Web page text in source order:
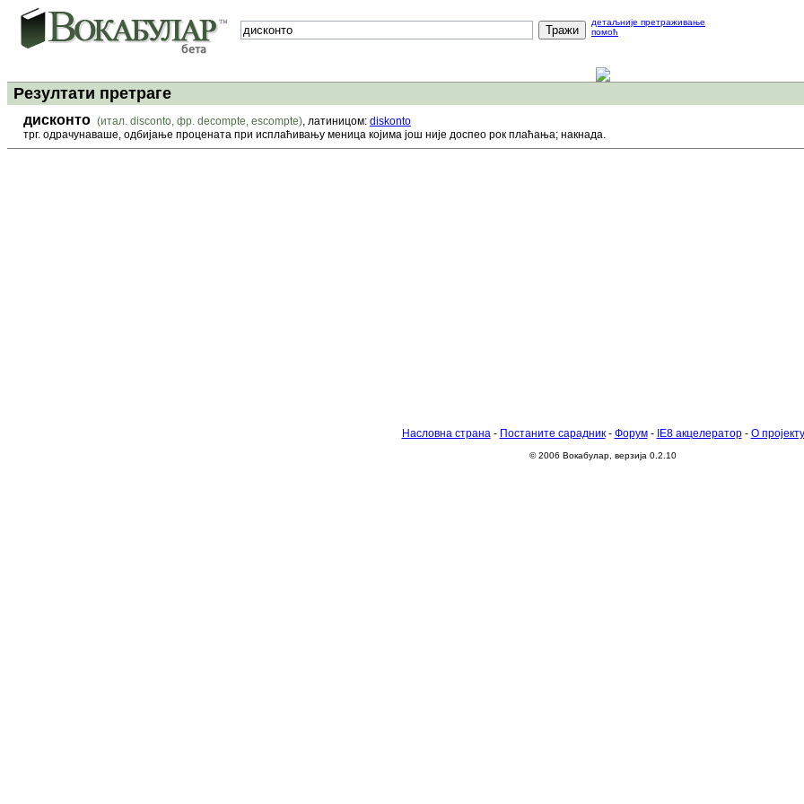
детаљније претраживање
помоћ
Резултати претраге
дисконто (итал. disconto, фр. decompte, escompte), латиницом: diskonto
трг. одрачунаваше, одбијање процената при исплаћивању меница којима још није доспео рок плаћања; накнада.
Насловна страна- Постаните сарадник- Форум- IE8 акцелератор- О пројекту
© 2006 Вокабулар, верзија 0.2.10